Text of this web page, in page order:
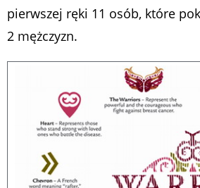
pierwszej ręki 11 osób, które
2 mężczyzn.